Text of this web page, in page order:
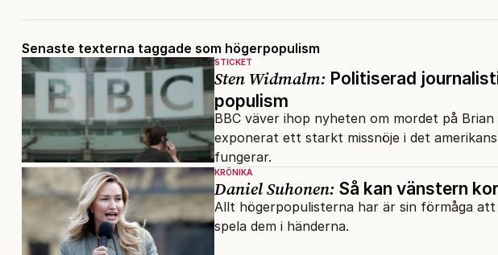
Senaste texterna taggade som högerpopulism
STICKET
Sten Widmalm: Politiserad
populism
BBC väver ihop nyheten om mordet på
exponerat ett starkt missnöje i det
fungerar.
KRÖNIKA
Daniel Suhonen: Så kan vänstern
Allt högerpopulisterna har är sin förmåga
spela dem i händerna.